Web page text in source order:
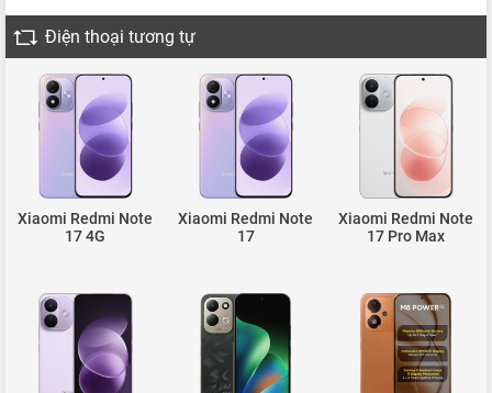
Điện thoại tương tự
Xiaomi Redmi Note
17 4G
Xiaomi Redmi Note
17
Xiaomi Redmi Note
17 Pro Max